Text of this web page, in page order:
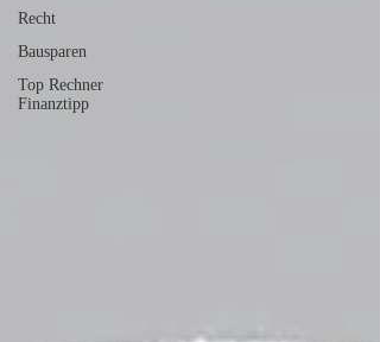
Recht
Bausparen
Top Rechner
Finanztipp